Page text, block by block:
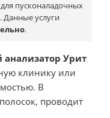
пусконаладочных
Данные услуги
.
Урит
клинику или
В
проводит